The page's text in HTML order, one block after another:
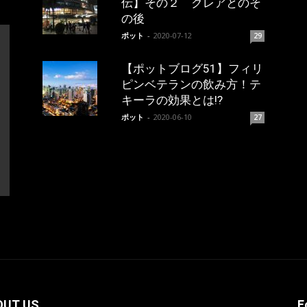
伝】その２ クレアとのそ
の後
ポット - 2020-07-12 29
【ポットブログ51】フィリ
ピンベテランの飲み方！テ
キーラの効果とは!?
ポット - 2020-06-10 27